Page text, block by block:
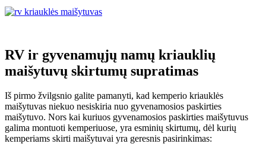
RV ir gyvenamųjų namų kriauklių
maišytuvų skirtumų supratimas
Iš pirmo žvilgsnio galite pamanyti, kad kemperio kriauklės
maišytuvas niekuo nesiskiria nuo gyvenamosios paskirties
maišytuvo. Nors kai kuriuos gyvenamosios paskirties maišytuvus
galima montuoti kemperiuose, yra esminių skirtumų, dėl kurių
kemperiams skirti maišytuvai yra geresnis pasirinkimas: